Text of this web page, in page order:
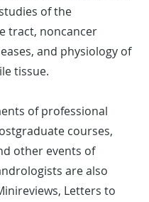
of the
tract, noncancer
and physiology of
tissue.
of professional
courses,
other events of
are also
Letters to